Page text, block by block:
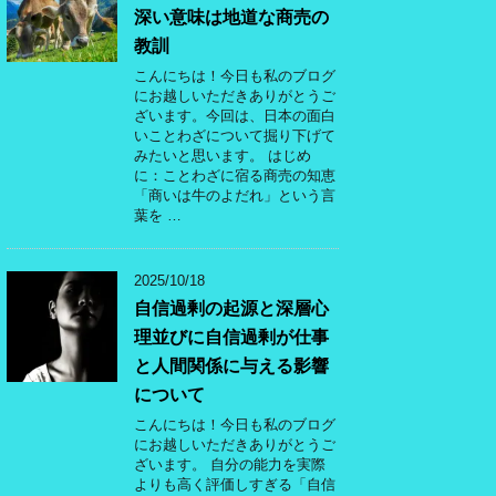
深い意味は地道な商売の
教訓
こんにちは！今日も私のブログ
にお越しいただきありがとうご
ざいます。今回は、日本の面白
いことわざについて掘り下げて
みたいと思います。 はじめ
に：ことわざに宿る商売の知恵
「商いは牛のよだれ」という言
葉を …
2025/10/18
自信過剰の起源と深層心
理並びに自信過剰が仕事
と人間関係に与える影響
について
こんにちは！今日も私のブログ
にお越しいただきありがとうご
ざいます。 自分の能力を実際
よりも高く評価しすぎる「自信